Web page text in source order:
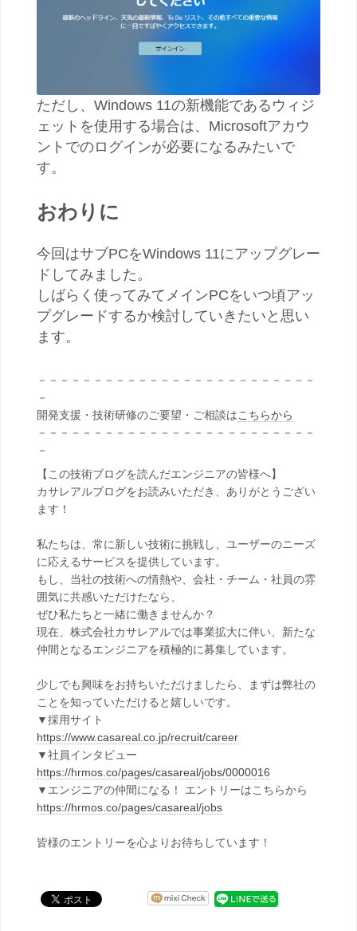
ただし、Windows 11の新機能であるウィジ
ェットを使用する場合は、Microsoftアカウ
ントでのログインが必要になるみたいで
す。
おわりに
今回はサブPCをWindows 11にアップグレー
ドしてみました。
しばらく使ってみてメインPCをいつ頃アッ
プグレードするか検討していきたいと思い
ます。
－－－－－－－－－－－－－－－－－－－－－－－－－
－
開発支援・技術研修のご要望・ご相談はこちらから
－－－－－－－－－－－－－－－－－－－－－－－－－
－
【この技術ブログを読んだエンジニアの皆様へ】
カサレアルブログをお読みいただき、ありがとうござい
ます！
私たちは、常に新しい技術に挑戦し、ユーザーのニーズ
に応えるサービスを提供しています。
もし、当社の技術への情熱や、会社・チーム・社員の雰
囲気に共感いただけたなら、
ぜひ私たちと一緒に働きませんか？
現在、株式会社カサレアルでは事業拡大に伴い、新たな
仲間となるエンジニアを積極的に募集しています。
少しでも興味をお持ちいただけましたら、まずは弊社の
ことを知っていただけると嬉しいです。
▼採用サイト
https://www.casareal.co.jp/recruit/career
▼社員インタビュー
https://hrmos.co/pages/casareal/jobs/0000016
▼エンジニアの仲間になる！ エントリーはこちらから
https://hrmos.co/pages/casareal/jobs
皆様のエントリーを心よりお待ちしています！